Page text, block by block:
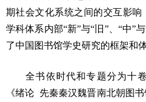
期社会文化系统之间的交互影
学科体系内部“新”与“旧”、“中”
了中国图书馆学史研究的框架和体
全书依时代和专题分为十
《绪论 先秦秦汉魏晋南北朝图